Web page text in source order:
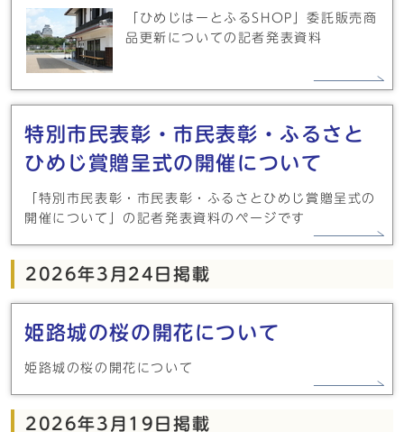
「ひめじはーとふるSHOP」委託販売商
品更新についての記者発表資料
特別市民表彰・市民表彰・ふるさと
ひめじ賞贈呈式の開催について
「特別市民表彰・市民表彰・ふるさとひめじ賞贈呈式の
開催について」の記者発表資料のページです
2026年3月24日掲載
姫路城の桜の開花について
姫路城の桜の開花について
2026年3月19日掲載